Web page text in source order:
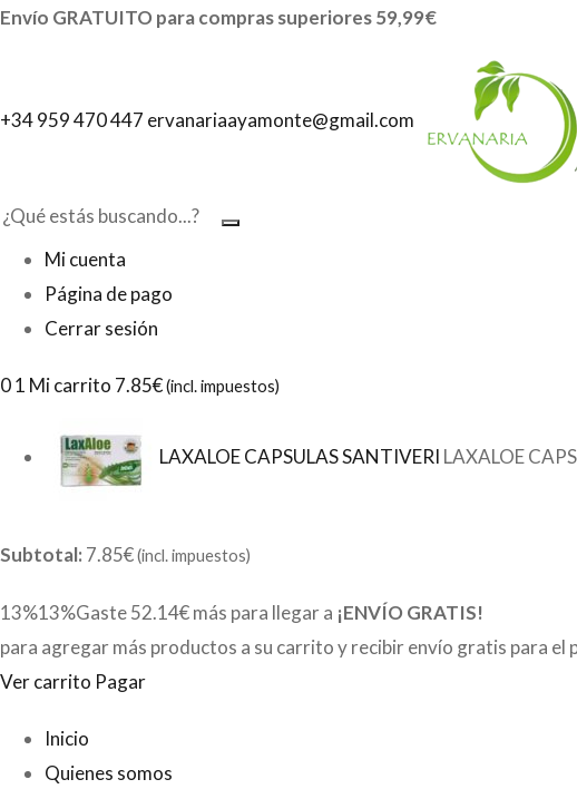
Envío GRATUITO para compras superiores 59,99€
+34 959 470 447 ervanariaayamonte@gmail.com
Mi cuenta
Página de pago
Cerrar sesión
01 Mi carrito 7.85€(incl. impuestos)
LAXALOE CAPSULAS SANTIVERI LAXALOE
Subtotal: 7.85€(incl. impuestos)
13%13%Gaste52.14€más para llegar a ¡ENVÍO GRATIS!
para agregar más productos a su carrito y recibir envío gratis para el
Ver carrito Pagar
Inicio
Quienes somos
EXTRACTO DE COPALCHI PASTORCILLA